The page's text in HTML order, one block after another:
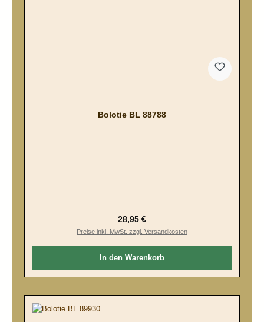
Bolotie BL 88788
Regulärer Preis:
28,95 €
Preise inkl. MwSt. zzgl. Versandkosten
In den Warenkorb